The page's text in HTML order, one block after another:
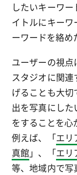
したいキーワ
イトルにキー
ーワードを絡め
ユーザーの視
スタジオに関
げることも大
出を写真にし
をすることを心
例えば、「エ
真館 」、「エ
等、地域内で